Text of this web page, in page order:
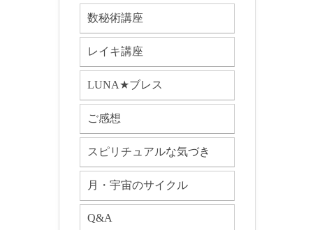
数秘術講座
レイキ講座
LUNA★ブレス
ご感想
スピリチュアルな気づき
月・宇宙のサイクル
Q&A